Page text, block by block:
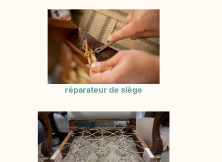
réparateur de siège